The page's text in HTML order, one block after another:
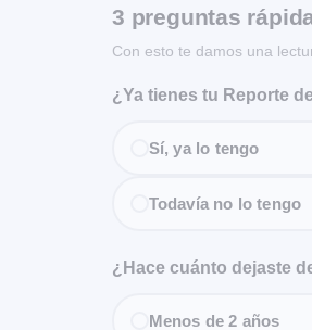
3 preguntas
Con esto te damos una
¿Ya tienes tu Reporte
Sí, ya lo tengo
Todavía no lo tengo
¿Hace cuánto dejaste
Menos de 2 años